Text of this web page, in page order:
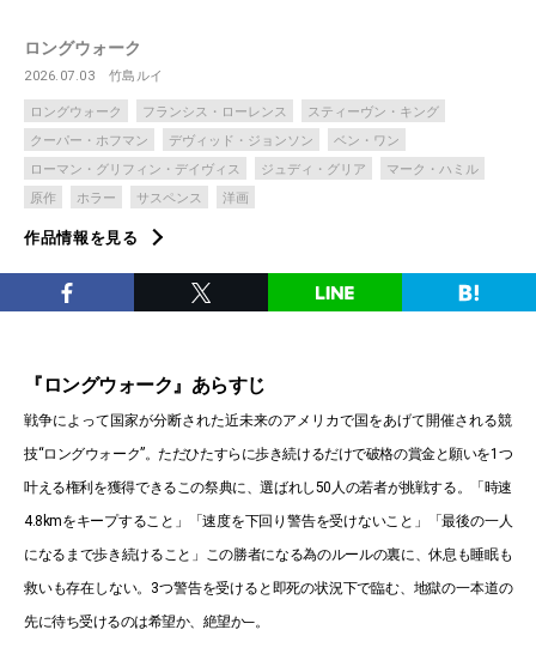
ロングウォーク
2026.07.03 竹島ルイ
ロングウォーク フランシス・ローレンス
スティーヴン・キング
クーパー・ホフマン
デヴィッド・ジョンソン
ベン・ワン
ローマン・グリフィン・デイヴィス
ジュディ・グリア
マーク・ハミル
原作
ホラー サスペンス 洋画
作品情報を見る
『ロングウォーク』あらすじ
戦争によって国家が分断された近未来のアメリカで国をあげて開催される競
技“ロングウォーク”。ただひたすらに歩き続けるだけで破格の賞金と願いを1つ
叶える権利を獲得できるこの祭典に、選ばれし50人の若者が挑戦する。「時速
4.8kmをキープすること」「速度を下回り警告を受けないこと」「最後の一人
になるまで歩き続けること」この勝者になる為のルールの裏に、休息も睡眠も
救いも存在しない。3つ警告を受けると即死の状況下で臨む、地獄の一本道の
先に待ち受けるのは希望か、絶望か─。